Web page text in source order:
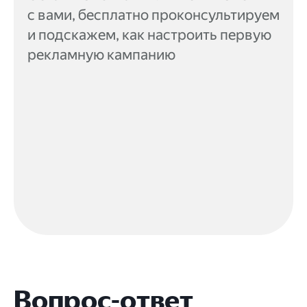
с вами, бесплатно проконсультируем
и подскажем, как настроить первую
рекламную кампанию
Вопрос-ответ